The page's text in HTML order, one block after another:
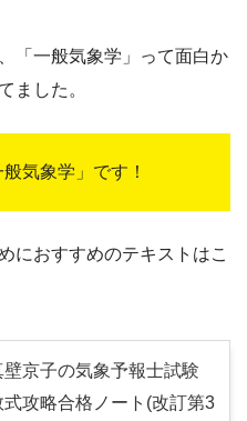
「一般気象学」って面白か
ました。
気象学」です！
におすすめのテキストはこ
壁京子の気象予報士試験
式攻略合格ノート(改訂第3